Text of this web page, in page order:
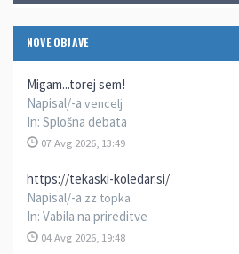
NOVE OBJAVE
Migam...torej sem!
Napisal/-a vencelj
In: Splošna debata
07 Avg 2026, 13:49
https://tekaski-koledar.si/
Napisal/-a zz topka
In: Vabila na prireditve
04 Avg 2026, 19:48